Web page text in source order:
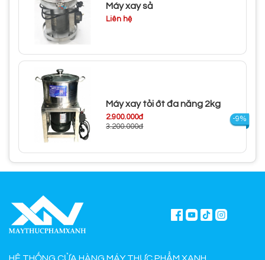
Máy xay sả
Liên hệ
Máy xay tỏi ớt đa năng 2kg
2.900.000đ
3.200.000đ
-9%